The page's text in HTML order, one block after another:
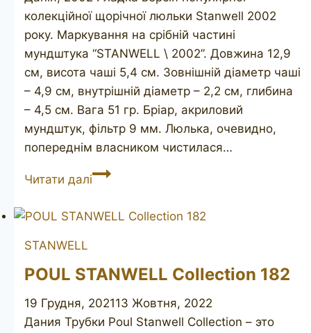
колекційної щорічної люльки Stanwell 2002
року. Маркування на срібній частині
мундштука “STANWELL \ 2002”. Довжина 12,9
см, висота чаші 5,4 см. Зовнішній діаметр чаші
– 4,9 см, внутрішній діаметр – 2,2 см, глибина
– 4,5 см. Вага 51 гр. Бріар, акриловий
мундштук, фільтр 9 мм. Люлька, очевидно,
попереднім власником чистилася…
Читати даліSTANWELL
of
2002
STANWELL
POUL STANWELL Collection 182
19 Грудня, 202113 Жовтня, 2022
Дания Трубки Poul Stanwell Collection – это